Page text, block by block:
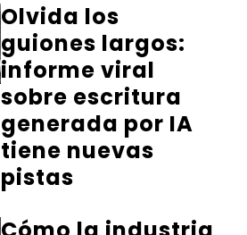
Olvida los
guiones largos:
informe viral
sobre escritura
generada por IA
tiene nuevas
pistas